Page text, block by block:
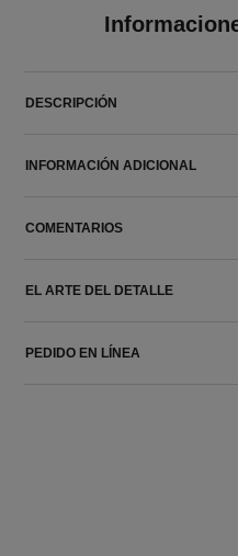
DESCRIPCIÓN
INFORMACIÓN ADICIONAL
COMENTARIOS
EL ARTE DEL DETALLE
PEDIDO EN LÍNEA